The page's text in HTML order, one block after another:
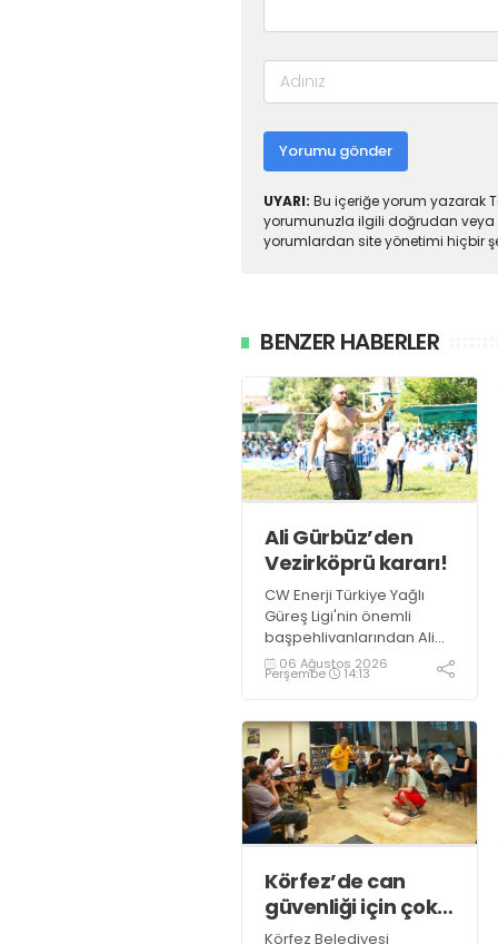
Yorumu gönder
UYARI: Bu içeriğe yorum yazarak
yorumunuzla ilgili doğrudan veya
yorumlardan site yönetimi hiçbir
BENZER HABERLER
Ali Gürbüz’den
Vezirköprü kararı!
CW Enerji Türkiye Yağlı
Güreş Ligi'nin önemli
başpehlivanlarından Ali
Gürbüz, Samsun
Vezirköprü'de
Güreşleri'nde er
meydanına çıkmayacak.
06 Ağustos 2026
Perşembe 14:13
Körfez’de can
güvenliği için çok
önemli eğitim
Körfez Belediyesi